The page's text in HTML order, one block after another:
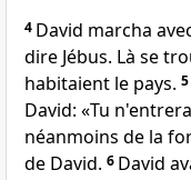
4 David marcha
dire Jébus. Là se
habitaient le pays. 5
David: «Tu
néanmoins de la
de David. 6 David